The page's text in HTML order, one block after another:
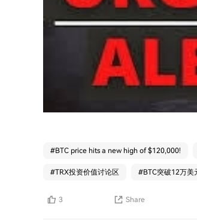
#BTC price hits a new high of $120,000!
#TRX投资价值讨论区 #BTC突破12万美
3 Share